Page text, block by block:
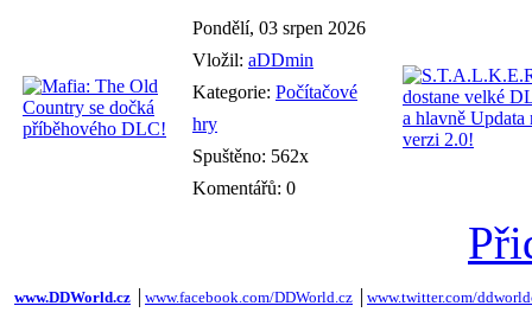
Pondělí, 03 srpen 2026
Vložil: aDDmin
Kategorie: Počítačové
hry
Spuštěno: 562x
Komentářů: 0
www.DDWorld.cz www.facebook.com/DDWorld.cz www.twitter.com/